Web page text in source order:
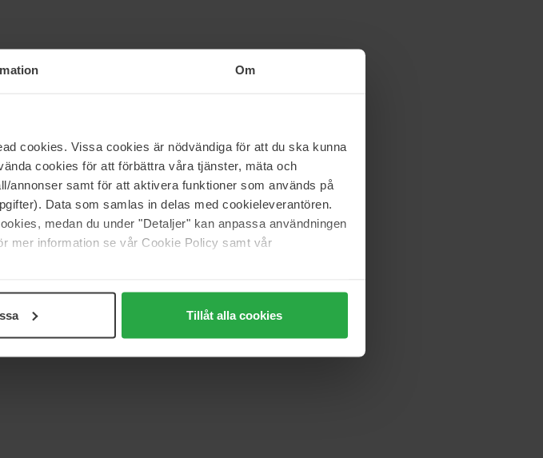
Om
cookies. Vissa cookies är nödvändiga för att du ska kunna
cookies för att förbättra våra tjänster, mäta och
annonser samt för att aktivera funktioner som används på
Data som samlas in delas med cookieleverantören.
medan du under "Detaljer" kan anpassa användningen
mer information se vår Cookie Policy samt vår
Tillåt alla cookies
barrière van
up terwijl dode